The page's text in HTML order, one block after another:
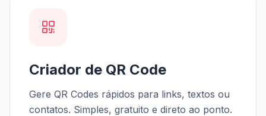
Criador de QR Code
Gere QR Codes rápidos para links, textos ou
contatos. Simples, gratuito e direto ao ponto.